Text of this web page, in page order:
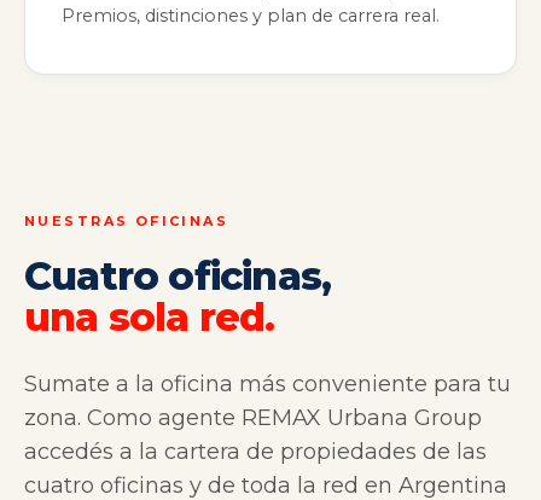
Premios, distinciones y plan de carrera real.
NUESTRAS OFICINAS
Cuatro oficinas,
una sola red.
Sumate a la oficina más conveniente para tu
zona. Como agente REMAX Urbana Group
accedés a la cartera de propiedades de las
cuatro oficinas y de toda la red en Argentina